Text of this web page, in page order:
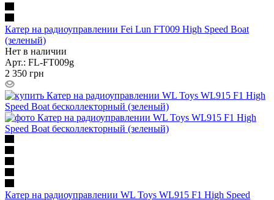
Катер на радиоуправлении Fei Lun FT009 High Speed Boat
(зеленый)
Нет в наличии
Арт.: FL-FT009g
2 350 грн
Катер на радиоуправлении WL Toys WL915 F1 High Speed